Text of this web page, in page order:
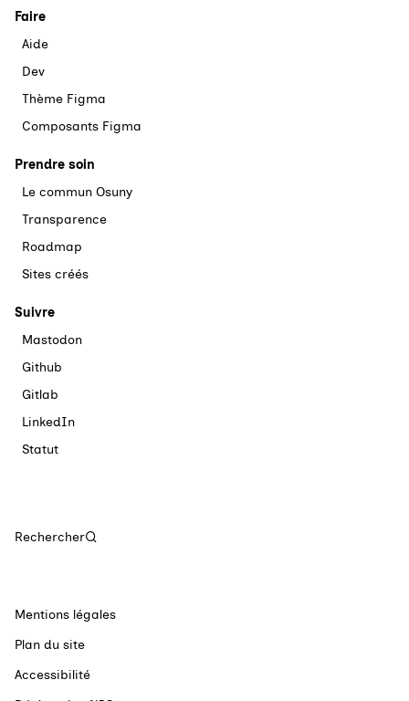
Faire
Aide
Dev
Thème Figma
Composants Figma
Prendre soin
Le commun Osuny
Transparence
Roadmap
Sites créés
Suivre
Mastodon
Github
Gitlab
LinkedIn
Statut
Rechercher
Mentions légales
Plan du site
Accessibilité